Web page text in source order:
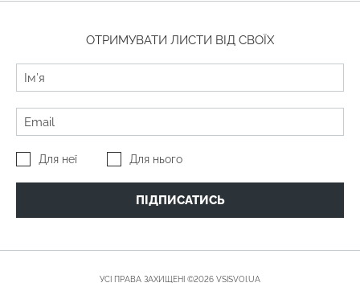
ОТРИМУВАТИ ЛИСТИ ВІД СВОЇХ
Для неї Для нього
ПІДПИСАТИСЬ
УСІ ПРАВА ЗАХИЩЕНІ ©2026 VSISVOI.UA